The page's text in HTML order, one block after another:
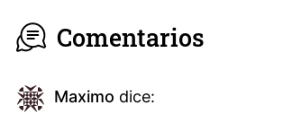
Comentarios
Maximo dice: